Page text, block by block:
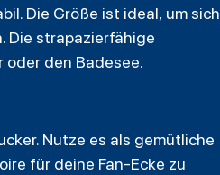
Die Größe ist ideal, um sich
Die strapazierfähige
den Badesee.
Nutze es als gemütliche
für deine Fan-Ecke zu